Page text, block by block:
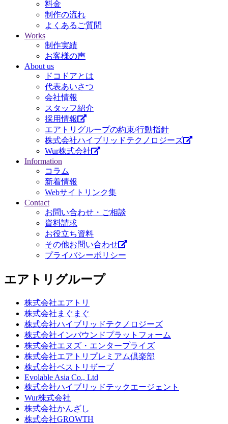
料金
制作の流れ
よくあるご質問
Works
制作実績
お客様の声
About us
ドコドアとは
代表あいさつ
会社情報
スタッフ紹介
採用情報
エアトリグループの約束/行動指針
株式会社ハイブリッドテクノロジーズ
Wur株式会社
Information
コラム
新着情報
Webサイトリンク集
Contact
お問い合わせ・ご相談
資料請求
お役立ち資料
その他お問い合わせ
プライバシーポリシー
エアトリグループ
株式会社エアトリ
株式会社まぐまぐ
株式会社ハイブリッドテクノロジーズ
株式会社インバウンドプラットフォーム
株式会社エヌズ・エンタープライズ
株式会社エアトリプレミアム倶楽部
株式会社ベストリザーブ
Evolable Asia Co., Ltd
株式会社ハイブリッドテックエージェント
Wur株式会社
株式会社かんざし
株式会社GROWTH